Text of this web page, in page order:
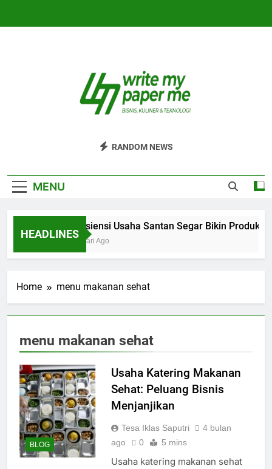
Bisnis, Kuliner, Teknologi
RANDOM NEWS
MENU
HEADLINES
Efisiensi Usaha Santan Segar Bikin Produksi
3 Hari Ago
Home menu makanan sehat
menu makanan sehat
BLOG
Usaha Katering Makanan
Sehat: Peluang Bisnis
Menjanjikan
Tesa Iklas Saputri
4 bulan
ago
0 5 mins
Usaha katering makanan sehat